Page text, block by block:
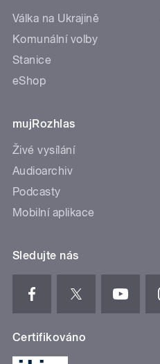
Válka na Ukrajině
Komunální volby
Stanice
eShop
mujRozhlas
Živé vysílání
Audioarchiv
Podcasty
Mobilní aplikace
Sledujte nás
Certifikováno